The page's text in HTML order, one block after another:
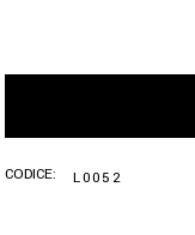
CODICE: L0052